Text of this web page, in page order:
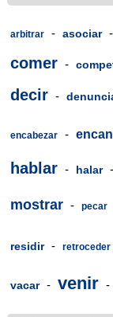
arbitrar - asociar -
comer -
decir -
encabezar -
hablar - halar -
mostrar - pecar
residir - retroceder
vacar - venir -